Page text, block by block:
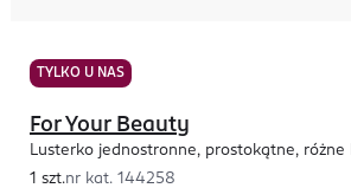
TYLKO U NAS
For Your Beauty
Lusterko jednostronne, prostokątne, różne
1 szt.nr kat. 144258